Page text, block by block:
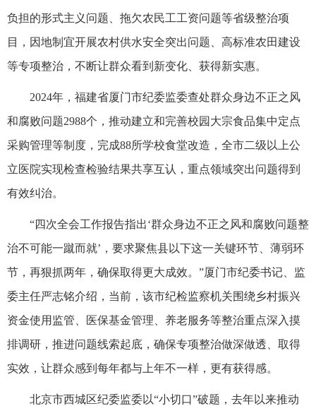
负担的形式主义问题、拖欠农民工工资问题等省级整治项
目，因地制宜开展农村供水安全突出问题、高标准农田建设
等专项整治，不断让群众看到新变化、获得新实惠。
2024年，福建省厦门市纪委监委查处群众身边不正之风
和腐败问题2988个，推动建立和完善校园大宗食品集中定点
采购管理等制度，完成88所学校食堂改造，全市二级以上公
立医院实现检查检验结果共享互认，重点领域突出问题得到
有效纠治。
“四次全会工作报告指出‘群众身边不正之风和腐败问题整
治不可能一蹴而就’，要求聚焦县以下这一关键环节、薄弱环
节，再狠抓两年，确保取得更大成效。”厦门市纪委书记、监
委主任严志铭介绍，当前，该市纪检监察机关围绕乡村振兴
资金使用监管、医保基金管理、养老服务等整治重点深入摸
排调研，推进问题线索起底，确保专项整治做深做透、取得
实效，让群众感到每年都与上年不一样，更有获得感。
北京市西城区纪委监委以“小切口”破题，去年以来推动